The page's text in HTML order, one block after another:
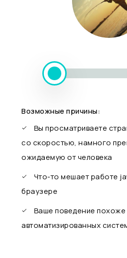
Возможные причины:
Вы просматриваете
со скоростью, намного
ожидаемую от человека
Что-то мешает работе
браузере
Ваше поведение похоже
автоматизированных